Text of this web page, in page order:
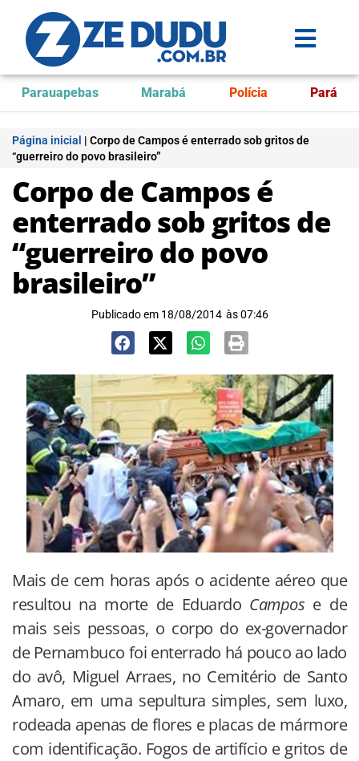
Parauapebas Marabá Polícia Pará
Página inicial | Corpo de Campos é enterrado sob gritos de
“guerreiro do povo brasileiro”
Corpo de Campos é
enterrado sob gritos de
“guerreiro do povo
brasileiro”
Publicado em 18/08/2014 às 07:46
Mais de cem horas após o acidente aéreo que
resultou na morte de Eduardo Campos e de
mais seis pessoas, o corpo do ex-governador
de Pernambuco foi enterrado há pouco ao lado
do avô, Miguel Arraes, no Cemitério de Santo
Amaro, em uma sepultura simples, sem luxo,
rodeada apenas de flores e placas de mármore
com identificação. Fogos de artifício e gritos de